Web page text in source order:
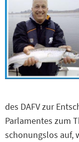
des DAFV zur
Parlamentes zum
schonungslos auf,